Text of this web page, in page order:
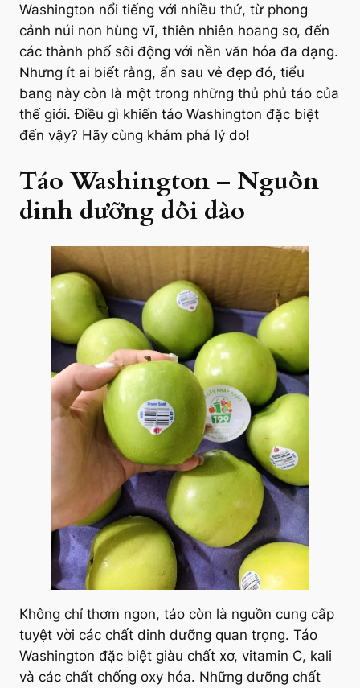
Washington nổi tiếng với nhiều thứ, từ phong
cảnh núi non hùng vĩ, thiên nhiên hoang sơ, đến
các thành phố sôi động với nền văn hóa đa dạng.
Nhưng ít ai biết rằng, ẩn sau vẻ đẹp đó, tiểu
bang này còn là một trong những thủ phủ táo của
thế giới. Điều gì khiến táo Washington đặc biệt
đến vậy? Hãy cùng khám phá lý do!
Táo Washington – Nguồn
dinh dưỡng dồi dào
Không chỉ thơm ngon, táo còn là nguồn cung cấp
tuyệt vời các chất dinh dưỡng quan trọng. Táo
Washington đặc biệt giàu chất xơ, vitamin C, kali
và các chất chống oxy hóa. Những dưỡng chất